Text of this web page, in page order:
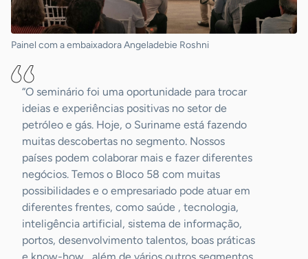
Painel com a embaixadora Angeladebie Roshni
“O seminário foi uma oportunidade para trocar
ideias e experiências positivas no setor de
petróleo e gás. Hoje, o Suriname está fazendo
muitas descobertas no segmento. Nossos
países podem colaborar mais e fazer diferentes
negócios. Temos o Bloco 58 com muitas
possibilidades e o empresariado pode atuar em
diferentes frentes, como saúde , tecnologia,
inteligência artificial, sistema de informação,
portos, desenvolvimento talentos, boas práticas